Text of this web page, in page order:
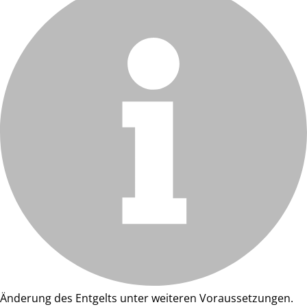
Änderung des Entgelts unter weiteren Voraussetzungen.